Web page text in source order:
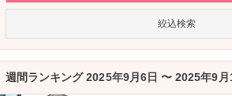
絞込検索
週間ランキング 2025年9月6日 〜 2025年9